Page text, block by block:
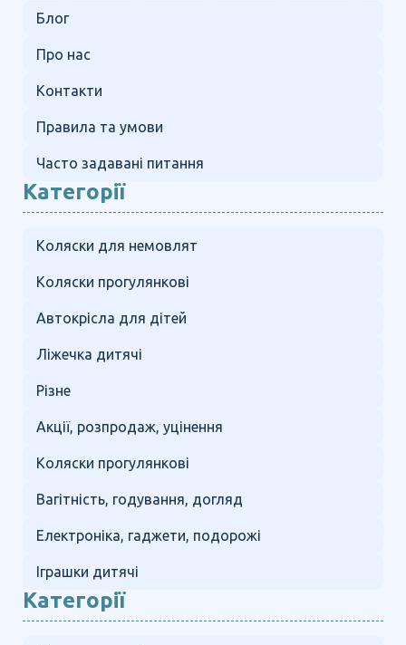
Блог
Про нас
Контакти
Правила та умови
Часто задавані питання
Категорії
Коляски для немовлят
Коляски прогулянкові
Автокрісла для дітей
Ліжечка дитячі
Різне
Акції, розпродаж, уцінення
Коляски прогулянкові
Вагітність, годування, догляд
Електроніка, гаджети, подорожі
Іграшки дитячі
Категорії